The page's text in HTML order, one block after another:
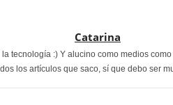
Catarina
tecnología :) Y alucino como medios
los artículos que saco, sí que debo ser